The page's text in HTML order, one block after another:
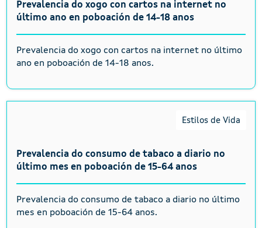
Prevalencia do xogo con cartos na internet no
último ano en poboación de 14-18 anos
Prevalencia do xogo con cartos na internet no último
ano en poboación de 14-18 anos.
Estilos de Vida
Prevalencia do consumo de tabaco a diario no
último mes en poboación de 15-64 anos
Prevalencia do consumo de tabaco a diario no último
mes en poboación de 15-64 anos.